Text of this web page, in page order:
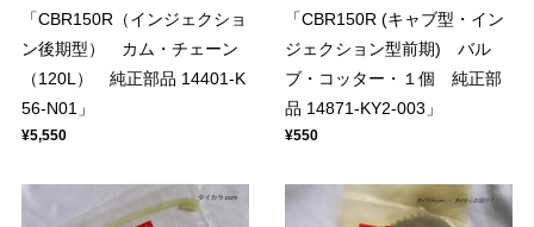
「CBR150R（インジェクショ
ン後期型） カム・チェーン
（120L） 純正部品 14401-K
56-N01」
¥5,550
「CBR150R (キャブ型・イン
ジェクション型前期) バル
ブ・コッター・１個 純正部
品 14871-KY2-003」
¥550